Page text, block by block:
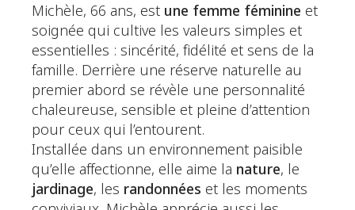
Michèle, 66 ans, est une femme féminine et
soignée qui cultive les valeurs simples et
essentielles : sincérité, fidélité et sens de la
famille. Derrière une réserve naturelle au
premier abord se révèle une personnalité
chaleureuse, sensible et pleine d’attention
pour ceux qui l’entourent.
Installée dans un environnement paisible
qu’elle affectionne, elle aime la nature, le
jardinage, les randonnées et les moments